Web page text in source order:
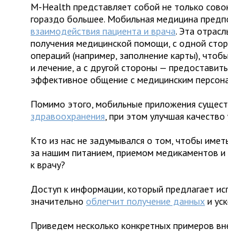
М-Health представляет собой не только
гораздо большее. Мобильная медицина
взаимодействия пациента и врача. Эта
получения медицинской помощи, с одной
операций (например, заполнение карты),
и лечение, а с другой стороны —
эффективное общение с медицинским
Помимо этого, мобильные приложения
здравоохранения, при этом улучшая качество
Кто из нас не задумывался о том, чтобы
за нашим питанием, приемом медикаментов
к врачу?
Доступ к информации, который предлагает
значительнооблегчит получение данных и
Приведем несколько конкретных примеров